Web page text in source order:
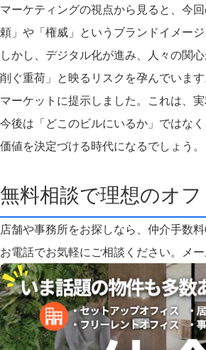
マーケティングの視点から見ると、今
頼」や「権威」というブランドイメー
しかし、デジタル化が進み、人々の関
削ぐ重荷」と映るリスクを孕んでいま
マーケットに提示しました。これは、
今後は「どこのビルにいるか」ではな
価値を決定づける時代になるでしょう。
無料相談で理想のオ
店舗や事務所をお探しなら、仲介手数
お電話でお気軽にご相談ください。 メ